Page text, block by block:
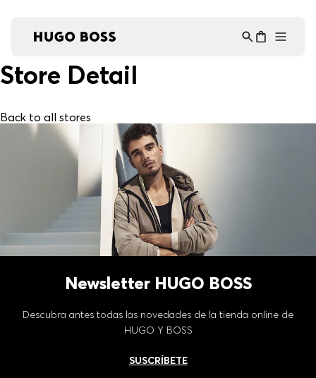
Store Detail
Back to all stores
Newsletter HUGO BOSS
Descubra antes todas las novedades de la tienda online de
HUGO Y BOSS
SUSCRÍBETE
Asistente Virtual
en línea ⋮